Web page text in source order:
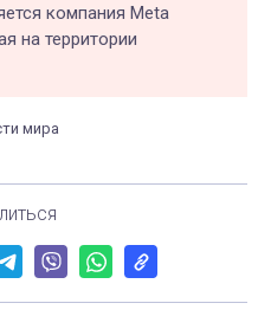
компания Meta
на территории
мира